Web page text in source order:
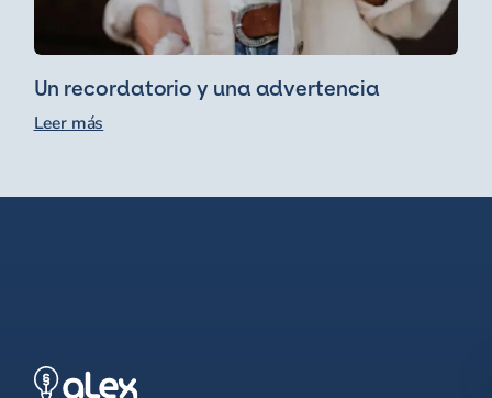
Un recordatorio y una advertencia
Leer más